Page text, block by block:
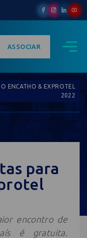
ASSOCIAR
ENCATHO & EXPROTEL
2022
para
encontro de
é gratuita.